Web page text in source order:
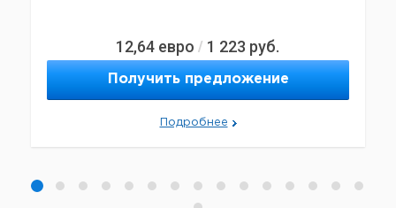
12,64 евро / 1 223 руб.
Получить предложение
Подробнее